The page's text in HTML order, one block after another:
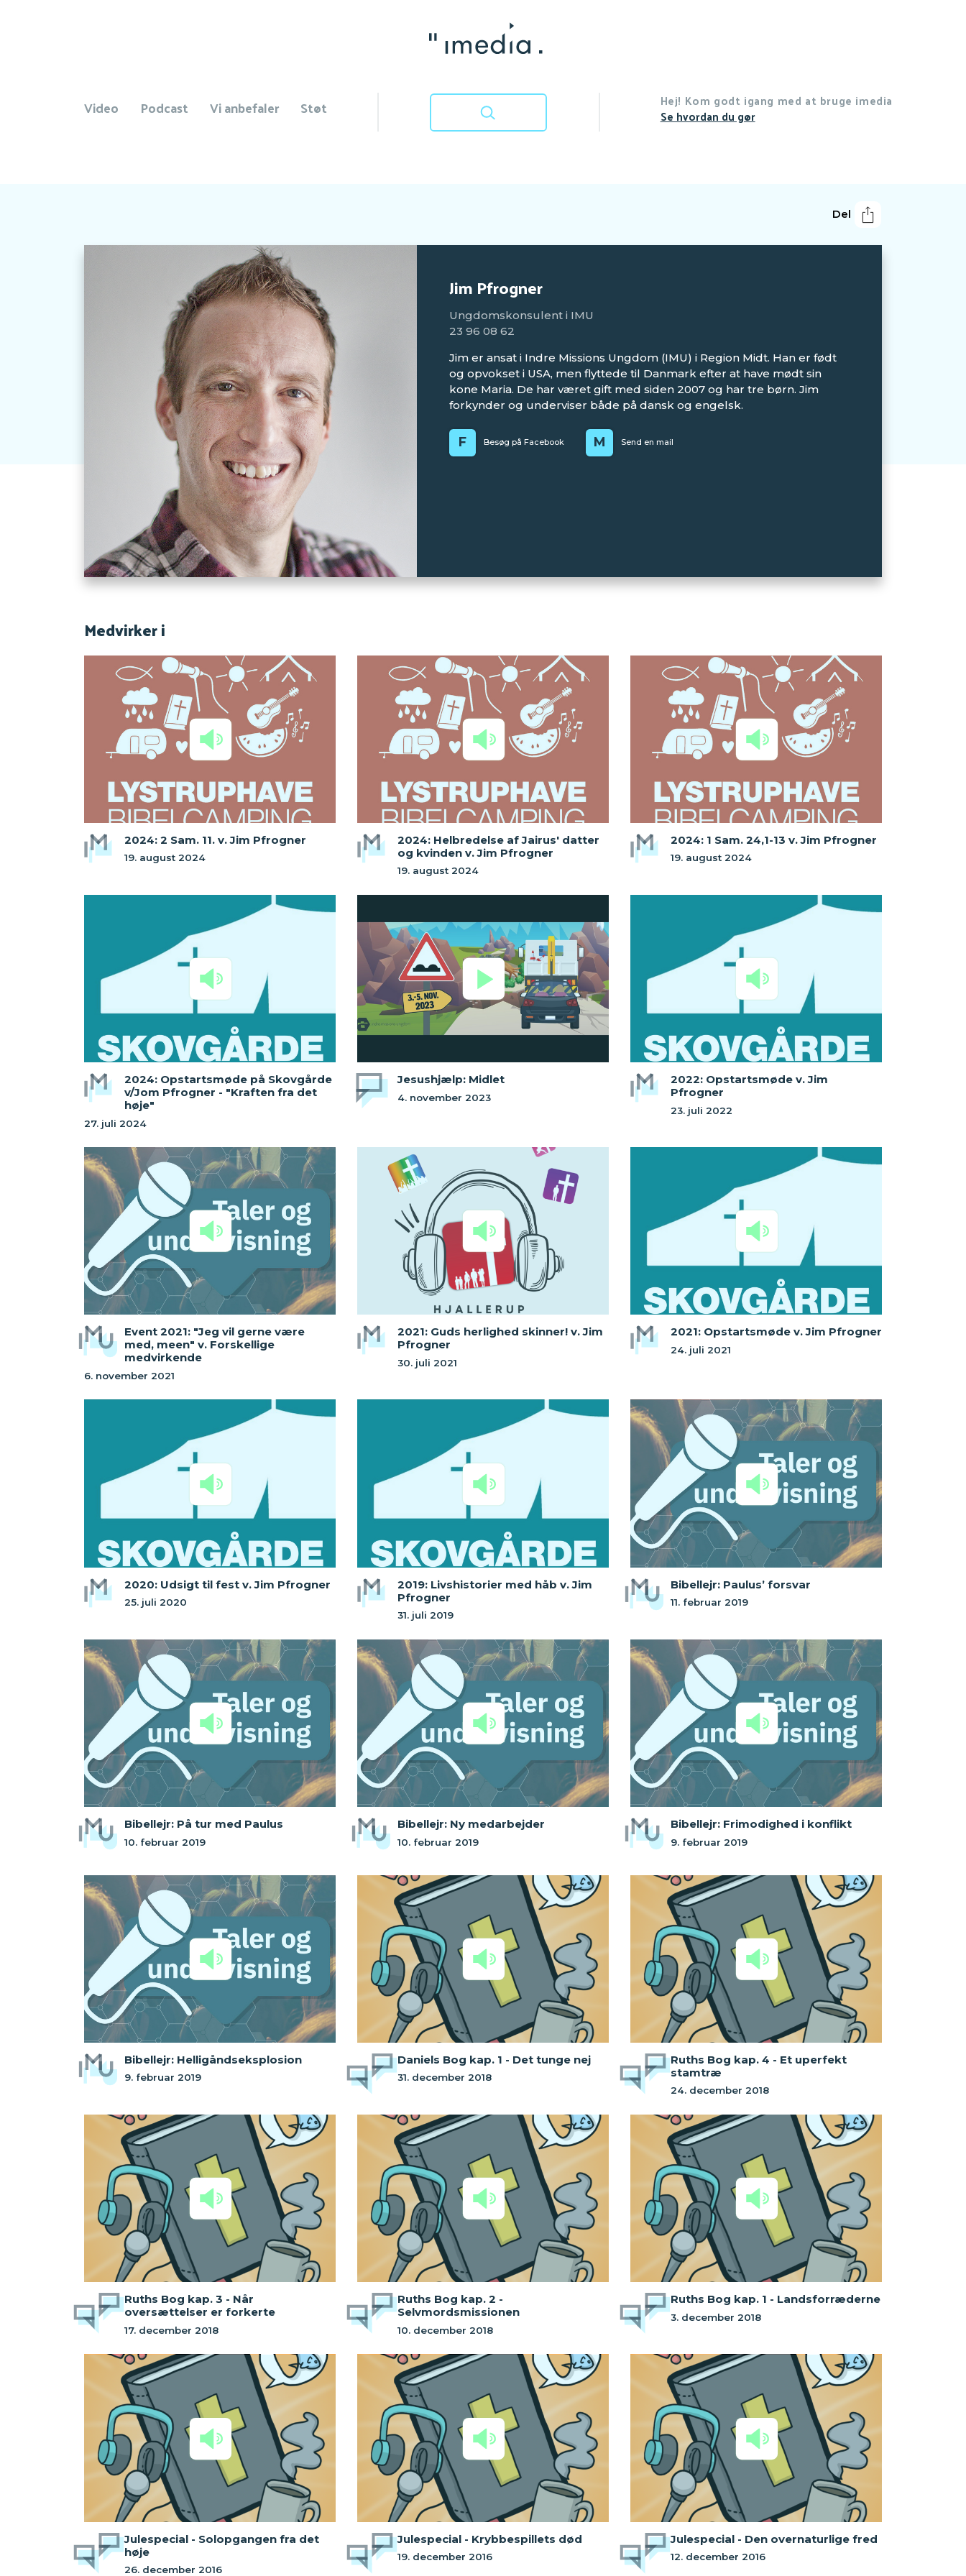
Video Podcast Vi anbefaler Støt
Hej! Kom godt igang med at bruge imedia
Se hvordan du gør
Del
Jim Pfrogner
Ungdomskonsulent i IMU
23 96 08 62
Jim er ansat i Indre Missions Ungdom (IMU) i Region Midt. Han er født
og opvokset i USA, men flyttede til Danmark efter at have mødt sin
kone Maria. De har været gift med siden 2007 og har tre børn. Jim
forkynder og underviser både på dansk og engelsk.
F Besøg på Facebook M Send en mail
Medvirker i
2024: 2 Sam. 11. v. Jim Pfrogner
19. august 2024
2024: Helbredelse af Jairus' datter
og kvinden v. Jim Pfrogner
19. august 2024
2024: 1 Sam. 24,1-13 v. Jim Pfrogner
19. august 2024
2024: Opstartsmøde på Skovgårde
v/Jom Pfrogner - "Kraften fra det
høje"
27. juli 2024
Jesushjælp: Midlet
4. november 2023
2022: Opstartsmøde v. Jim
Pfrogner
23. juli 2022
Event 2021: "Jeg vil gerne være
med, meen" v. Forskellige
medvirkende
6. november 2021
2021: Guds herlighed skinner! v. Jim
Pfrogner
30. juli 2021
2021: Opstartsmøde v. Jim Pfrogner
24. juli 2021
2020: Udsigt til fest v. Jim Pfrogner
25. juli 2020
2019: Livshistorier med håb v. Jim
Pfrogner
31. juli 2019
Bibellejr: Paulus’ forsvar
11. februar 2019
Bibellejr: På tur med Paulus
10. februar 2019
Bibellejr: Ny medarbejder
10. februar 2019
Bibellejr: Frimodighed i konflikt
9. februar 2019
Bibellejr: Helligåndseksplosion
9. februar 2019
Daniels Bog kap. 1 - Det tunge nej
31. december 2018
Ruths Bog kap. 4 - Et uperfekt
stamtræ
24. december 2018
Ruths Bog kap. 3 - Når
oversættelser er forkerte
17. december 2018
Ruths Bog kap. 2 -
Selvmordsmissionen
10. december 2018
Ruths Bog kap. 1 - Landsforræderne
3. december 2018
Julespecial - Solopgangen fra det
høje
26. december 2016
Julespecial - Krybbespillets død
19. december 2016
Julespecial - Den overnaturlige fred
12. december 2016